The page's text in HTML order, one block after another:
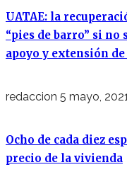
UATAE: la
“pies de barro” si no
apoyo y extensión
redaccion 5 mayo,
Ocho de cada diez
precio de la vivienda